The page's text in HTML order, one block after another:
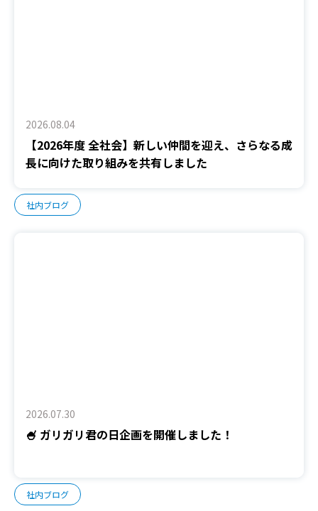
2026.08.04
【2026年度 全社会】新しい仲間を迎え、さらなる成
長に向けた取り組みを共有しました
社内ブログ
2026.07.30
🍧 ガリガリ君の日企画を開催しました！
社内ブログ